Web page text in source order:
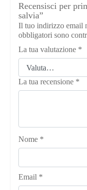
Recensisci per
salvia”
Il tuo indirizzo email
obbligatori sono
La tua valutazione *
La tua recensione *
Nome *
Email *